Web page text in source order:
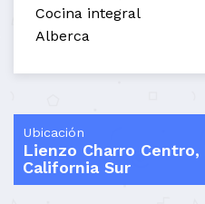
Cocina integral
Alberca
Ubicación
Lienzo Charro Centro,
California Sur